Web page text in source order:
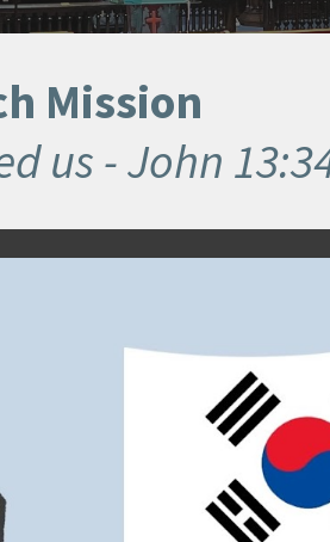
Mission
us - John